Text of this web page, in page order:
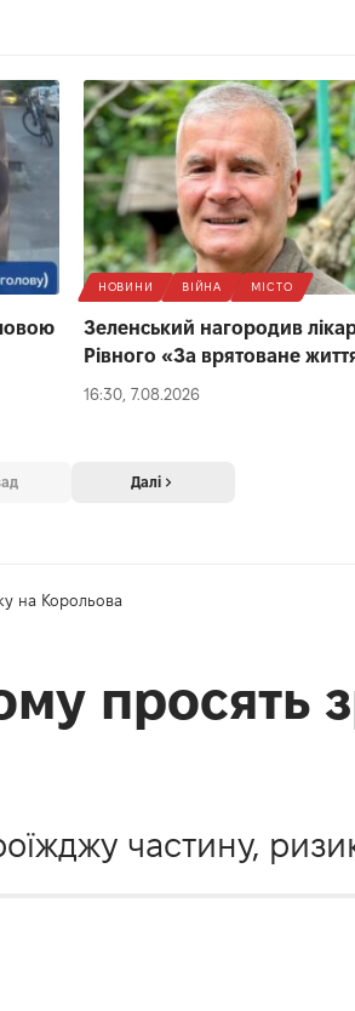
НОВИНИ ВІЙНА МІСТО
Зеленський нагородив
Рівного «За врятоване
16:30, 7.08.2026
Далі
на Корольова
просять
частину,